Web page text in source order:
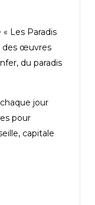
Les Paradis
des œuvres
du paradis
jour
pour
capitale